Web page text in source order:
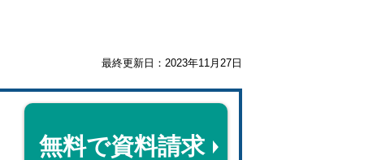
最終更新日： 2023年11月27日
無料で資料請求